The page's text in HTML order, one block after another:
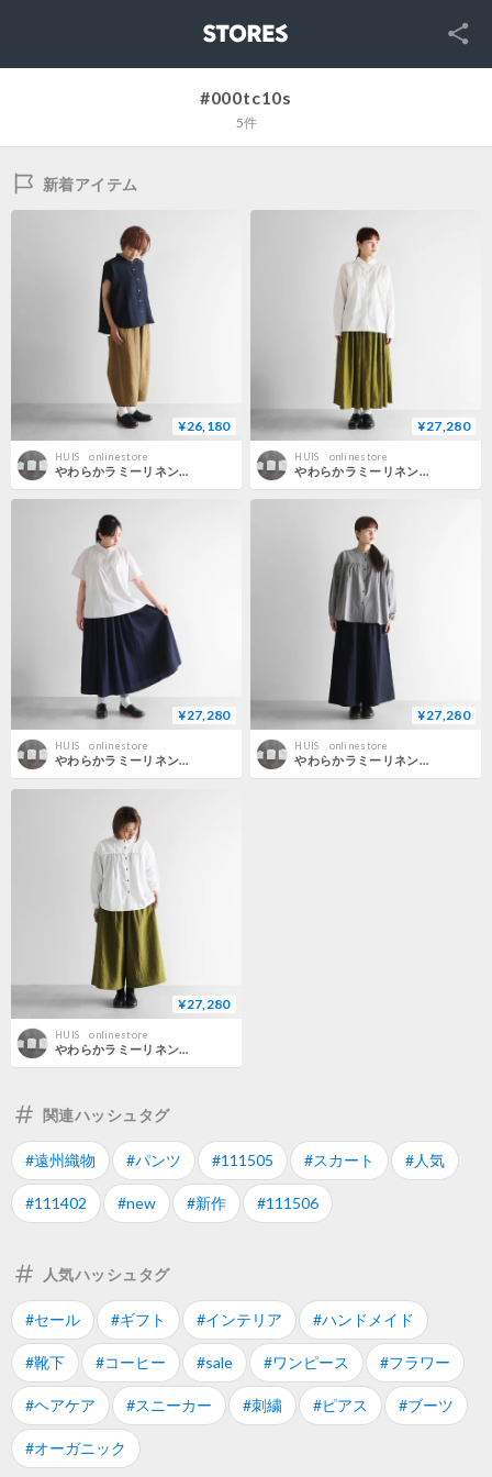
SNS
#000tc10s
5件
新着アイテム
¥26,180
HUIS onlinestore
やわらかラミーリネンバルーンパンツ（アースブラウン）【ユニセックス】506
¥27,280
HUIS onlinestore
やわらかラミーリネンロングスカート（萌黄色）【レディス】U402
¥27,280
HUIS onlinestore
やわらかラミーリネンロングスカート（ダークネイビー）【レディス】U402
¥27,280
HUIS onlinestore
やわらかラミーリネンスカートパンツ（ダークネイビー）【ユニセックス】505
¥27,280
HUIS onlinestore
やわらかラミーリネンスカートパンツ（萌黄色）【ユニセックス】505
関連ハッシュタグ
#遠州織物 #パンツ #111505 #スカート #人気
#111402 #new #新作 #111506
人気ハッシュタグ
#セール #ギフト #インテリア #ハンドメイド
#靴下 #コーヒー #sale #ワンピース #フラワー
#ヘアケア #スニーカー #刺繍 #ピアス #ブーツ
#オーガニック